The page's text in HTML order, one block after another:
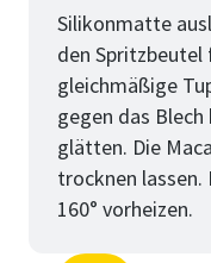
Silikonmatte
den
gleichmäßige
gegen das
glätten. Die
trocknen
160° vorheizen.